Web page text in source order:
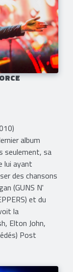
album
seulement, sa
lui ayant
des chansons
(GUNS N'
et du
la
Elton John,
Post